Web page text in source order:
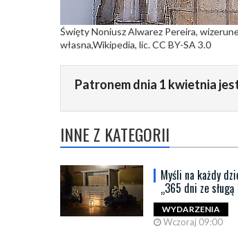
Święty Noniusz Alwarez Pereira,
własna,Wikipedia, lic. CC BY-SA 3.0
Patronem dnia 1 kwietnia
INNE Z KATEGORII
Myśli na każdy
„365 dni ze sługą
WYDARZENIA
Wczoraj 09:00